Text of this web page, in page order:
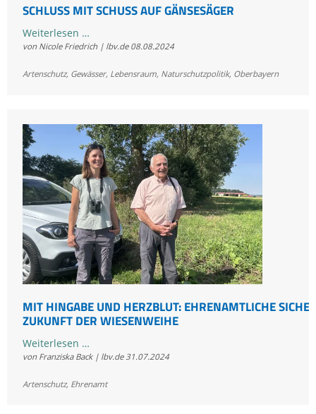
SCHLUSS MIT SCHUSS AUF GÄNSESÄGER
Weiterlesen …Schluss
mit
von Nicole Friedrich | lbv.de 08.08.2024
Artenschutz, Gewässer, Lebensraum, Naturschutzpolitik, Oberbayern
MIT HINGABE UND HERZBLUT: EHRENAMTLICHE
ZUKUNFT DER WIESENWEIHE
Weiterlesen …
Hingabe
von Franziska Back | lbv.de 31.07.2024
Artenschutz, Ehrenamt